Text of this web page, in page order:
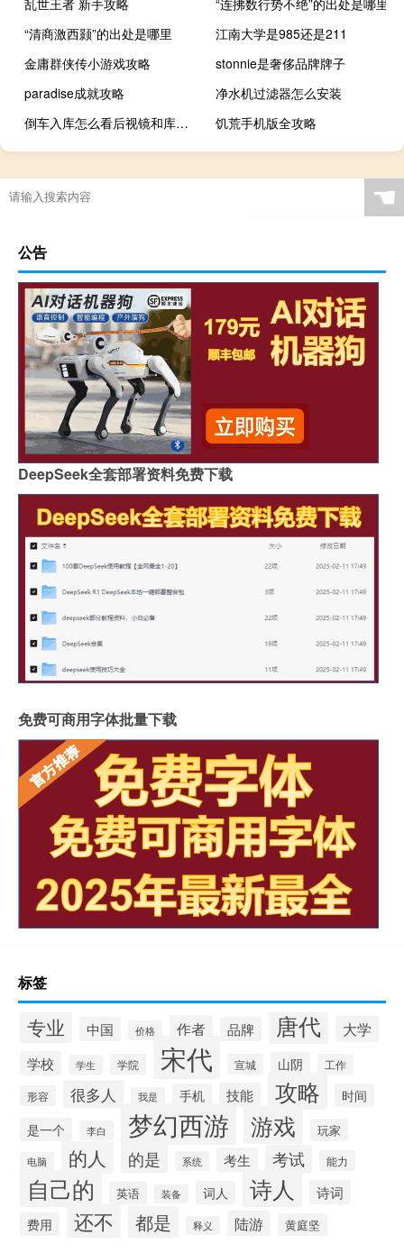
乱世王者 新手攻略
“连拂数行势不绝”的出处是哪里
“清商激西颢”的出处是哪里
江南大学是985还是211
金庸群侠传小游戏攻略
stonnie是奢侈品牌牌子
paradise成就攻略
净水机过滤器怎么安装
倒车入库怎么看后视镜和库角（倒车入库怎么看后视镜和库角）
饥荒手机版全攻略
☚
公告
DeepSeek全套部署资料免费下载
免费可商用字体批量下载
标签
专业 中国 价格 作者 品牌 唐代 大学
学校 学生 学院 宋代 宣城 山阴 工作
形容 很多人 我是 手机 技能 攻略
时间
是一个
李白 梦幻西游 游戏 玩家
电脑 的人 的是 系统 考生 考试 能力
自己的 英语 装备 词人 诗人 诗词
费用 还不 都是 释义 陆游 黄庭坚